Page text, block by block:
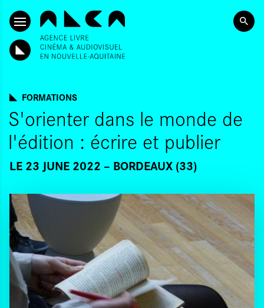
SKIP TO CONTENT
FORMATIONS
S'orienter dans le monde de
l'édition : écrire et publier
LE 23 JUNE 2022 BORDEAUX (33)